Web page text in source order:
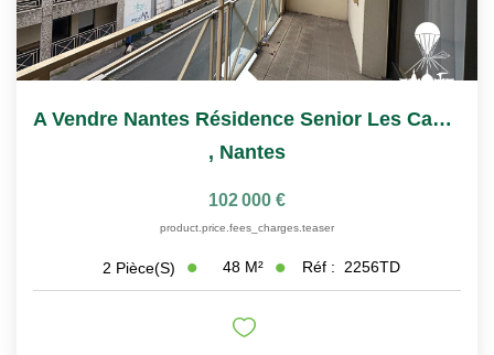
A Vendre Nantes Résidence Senior Les Castalies T2
, Nantes
102 000 €
product.price.fees_charges.teaser
2 Pièce(s) 48 M² Réf : 2256TD